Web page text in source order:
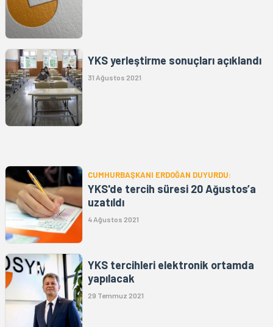
YKS yerleştirme sonuçları açıklandı
31 Ağustos 2021
CUMHURBAŞKANI ERDOĞAN DUYURDU:
YKS'de tercih süresi 20 Ağustos’a
uzatıldı
4 Ağustos 2021
YKS tercihleri elektronik ortamda
yapılacak
29 Temmuz 2021